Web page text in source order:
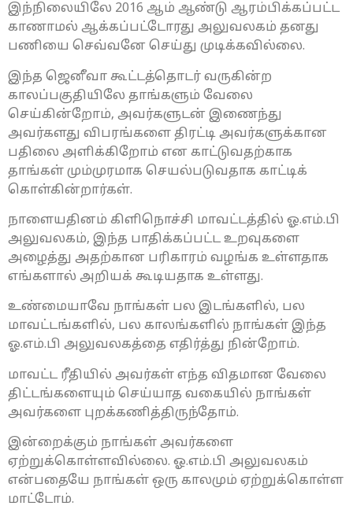
இந்நிலையிலே 2016 ஆம் ஆண்டு ஆரம்பிக்கப்பட்ட
காணாமல் ஆக்கப்பட்டோரது அலுவலகம் தனது
பணியை செவ்வனே செய்து முடிக்கவில்லை.
இந்த ஜெனீவா கூட்டத்தொடர் வருகின்ற
காலப்பகுதியிலே தாங்களும் வேலை
செய்கின்றோம், அவர்களுடன் இணைந்து
அவர்களது விபரங்களை திரட்டி அவர்களுக்கான
பதிலை அளிக்கிறோம் என காட்டுவதற்காக
தாங்கள் மும்முரமாக செயல்படுவதாக காட்டிக்
கொள்கின்றார்கள்.
நாளையதினம் கிளிநொச்சி மாவட்டத்தில் ஓ.எம்.பி
அலுவலகம், இந்த பாதிக்கப்பட்ட உறவுகளை
அழைத்து அதற்கான பரிகாரம் வழங்க உள்ளதாக
எங்களால் அறியக் கூடியதாக உள்ளது.
உண்மையாவே நாங்கள் பல இடங்களில், பல
மாவட்டங்களில், பல காலங்களில் நாங்கள் இந்த
ஓ.எம்.பி அலுவலகத்தை எதிர்த்து நின்றோம்.
மாவட்ட ரீதியில் அவர்கள் எந்த விதமான வேலை
திட்டங்களையும் செய்யாத வகையில் நாங்கள்
அவர்களை புறக்கணித்திருந்தோம்.
இன்றைக்கும் நாங்கள் அவர்களை
ஏற்றுக்கொள்ளவில்லை. ஓ.எம்.பி அலுவலகம்
என்பதையே நாங்கள் ஒரு காலமும் ஏற்றுக்கொள்ள
மாட்டோம்.